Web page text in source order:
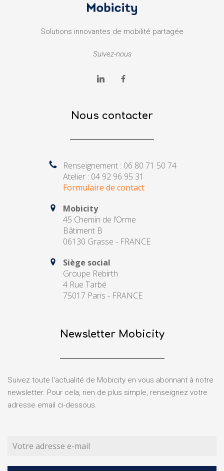
Solutions innovantes de mobilité partagée
Suivez-nous
Nous contacter
Renseignement : 06 80 71 50 74
Atelier : 04 92 96 95 31
Formulaire de contact
Mobicity
45 Chemin de l’Orme
Bâtiment B
06130 Grasse - FRANCE
Siège social
Groupe Rebirth
4 Rue Tarbé
75017 Paris - FRANCE
Newsletter Mobicity
Suivez toute l'actualité de Mobicity en vous abonnant à notre
newsletter. Pour cela, rien de plus simple, renseignez votre
adresse email ci-dessous.